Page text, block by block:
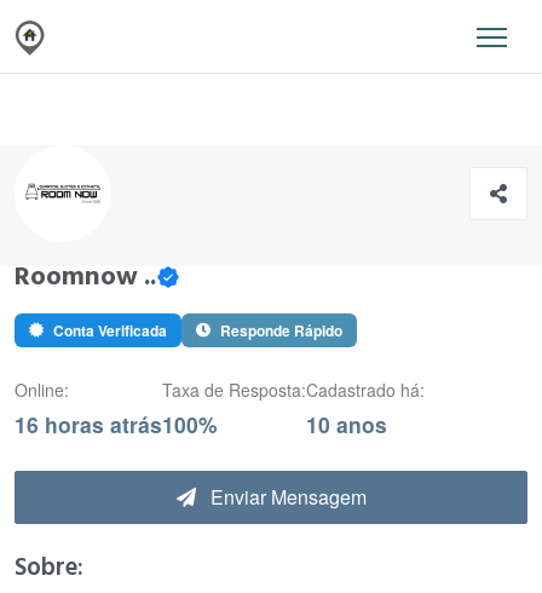
Roomnow ..
Conta Verificada Responde Rápido
Online:
16 horas atrás
Taxa de Resposta:
100%
Cadastrado há:
10 anos
Enviar Mensagem
Sobre: